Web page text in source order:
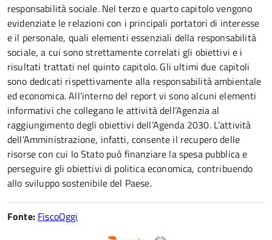
responsabilità sociale. Nel terzo e quarto capitolo vengono
evidenziate le relazioni con i principali portatori di interesse
e il personale, quali elementi essenziali della responsabilità
sociale, a cui sono strettamente correlati gli obiettivi e i
risultati trattati nel quinto capitolo. Gli ultimi due capitoli
sono dedicati rispettivamente alla responsabilità ambientale
ed economica. All’interno del report vi sono alcuni elementi
informativi che collegano le attività dell’Agenzia al
raggiungimento degli obiettivi dell’Agenda 2030. L’attività
dell’Amministrazione, infatti, consente il recupero delle
risorse con cui lo Stato può finanziare la spesa pubblica e
perseguire gli obiettivi di politica economica, contribuendo
allo sviluppo sostenibile del Paese.
Fonte: FiscoOggi